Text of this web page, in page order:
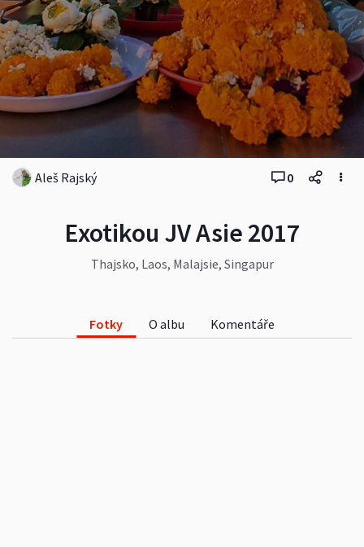
Exotikou JV Asie 2017
Thajsko, Laos, Malajsie, Singapur
Aleš Rajský 0
Fotky O albu Komentáře